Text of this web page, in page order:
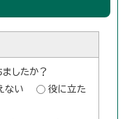
したか？
ない
役に立た